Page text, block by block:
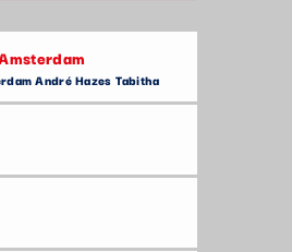
André Hazes Tabitha